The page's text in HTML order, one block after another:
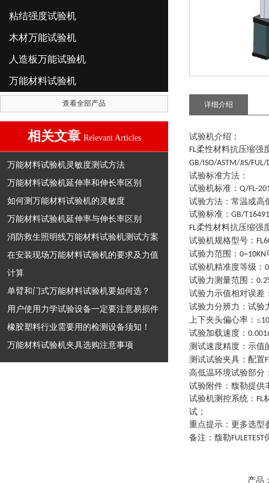
粘结强度试验机
木材万能试验机
人造板万能试验机
万能材料试验机
查看全部产品
相关文章 Relevant Articles
万能材料试验机灵敏度测试方法
万能材料试验机延伸率和伸长率区别
如何测万能材料试验机的灵敏度
万能材料试验机延伸率与伸长率区别
消防救生照明线万能材料试验机测试方案
在安装现场万能材料试验机的要求及力值
计算
单臂和门式万能材料试验机要如何选？
用户使用力学试验设备一定要注意易损件
橡胶塑料行业需要用的检测设备须知！
万能材料试验机夹具选购注意事项
详细介绍
试验机介绍 ：
FL柔性材料抗压缩强
GB/ISO/ASTM/JIS/
试验标准方法：
试验机标准 ： Q/FL-
试验方法 ： 常温或高
试验标准 ： GB/T16491
FL柔性材料抗压缩强
试验机规格型号 ：
试验力范围 ： 0~10KN
试验机精准度等级 ：
试验力测量范围 ：
试验力示值相对误差
试验力分辨力 ： 试验
上下夹头偏心率 ： ≤10
试验加载速度 ：
测试速度精度 ： 示值
测试试验夹具 ： 配置
高低温环境试验部分
试验附件 ： 馥勒提供
试验机测控系统 ： FL
试 ；
重点提示 ： 更多选型
备注：馥勒FULETEST
产品